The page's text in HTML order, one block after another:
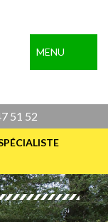
MENU
51 52